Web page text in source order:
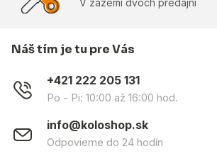
Náš tím je tu pre Vás
+421 222 205 131
Po - Pi: 10:00 až 16:00 hod.
info@koloshop.sk
Odpovieme do 24 hodín